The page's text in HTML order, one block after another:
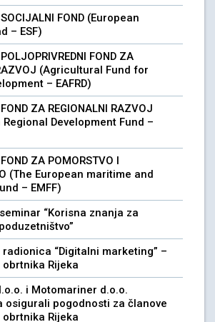
SOCIJALNI FOND (European
– ESF)
FOND ZA
(Agricultural Fund for
– EAFRD)
ZA REGIONALNI RAZVOJ
Regional Development Fund –
ZA POMORSTVO I
(The European maritime and
– EMFF)
“Korisna znanja za
“Digitalni marketing” –
obrtnika Rijeka
i Motomariner d.o.o.
osigurali pogodnosti za članove
obrtnika Rijeka